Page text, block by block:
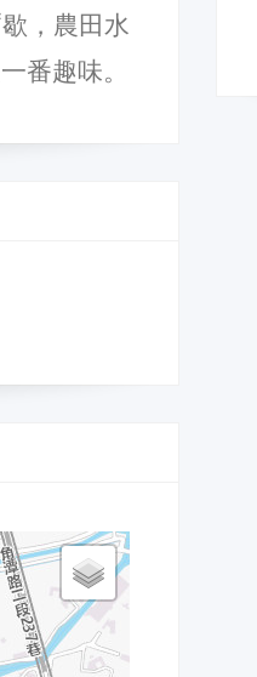
，農田水
番趣味。